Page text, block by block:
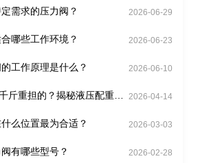
需求的压力阀？ 2026-06-29
哪些工作环境？ 2026-06-23
工作原理是什么？ 2026-06-10
斤重担的？揭秘液压配重阀 2026-04-14
么位置最为合适？ 2026-03-03
有哪些型号？ 2026-02-28